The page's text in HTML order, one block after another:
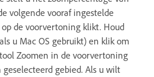
volgende vooraf ingestelde
de voorvertoning klikt. Houd
u Mac OS gebruikt) en klik om
Zoomen in de voorvertoning
gebied. Als u wilt